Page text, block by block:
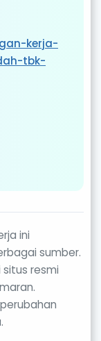
kerja-
tbk-
ini
sumber.
situs resmi